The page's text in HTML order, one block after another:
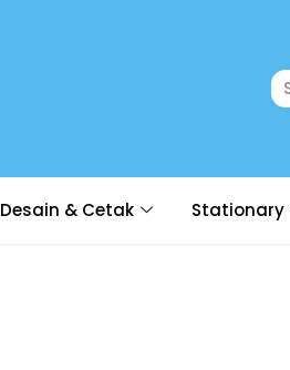
Desain & Cetak Stationary